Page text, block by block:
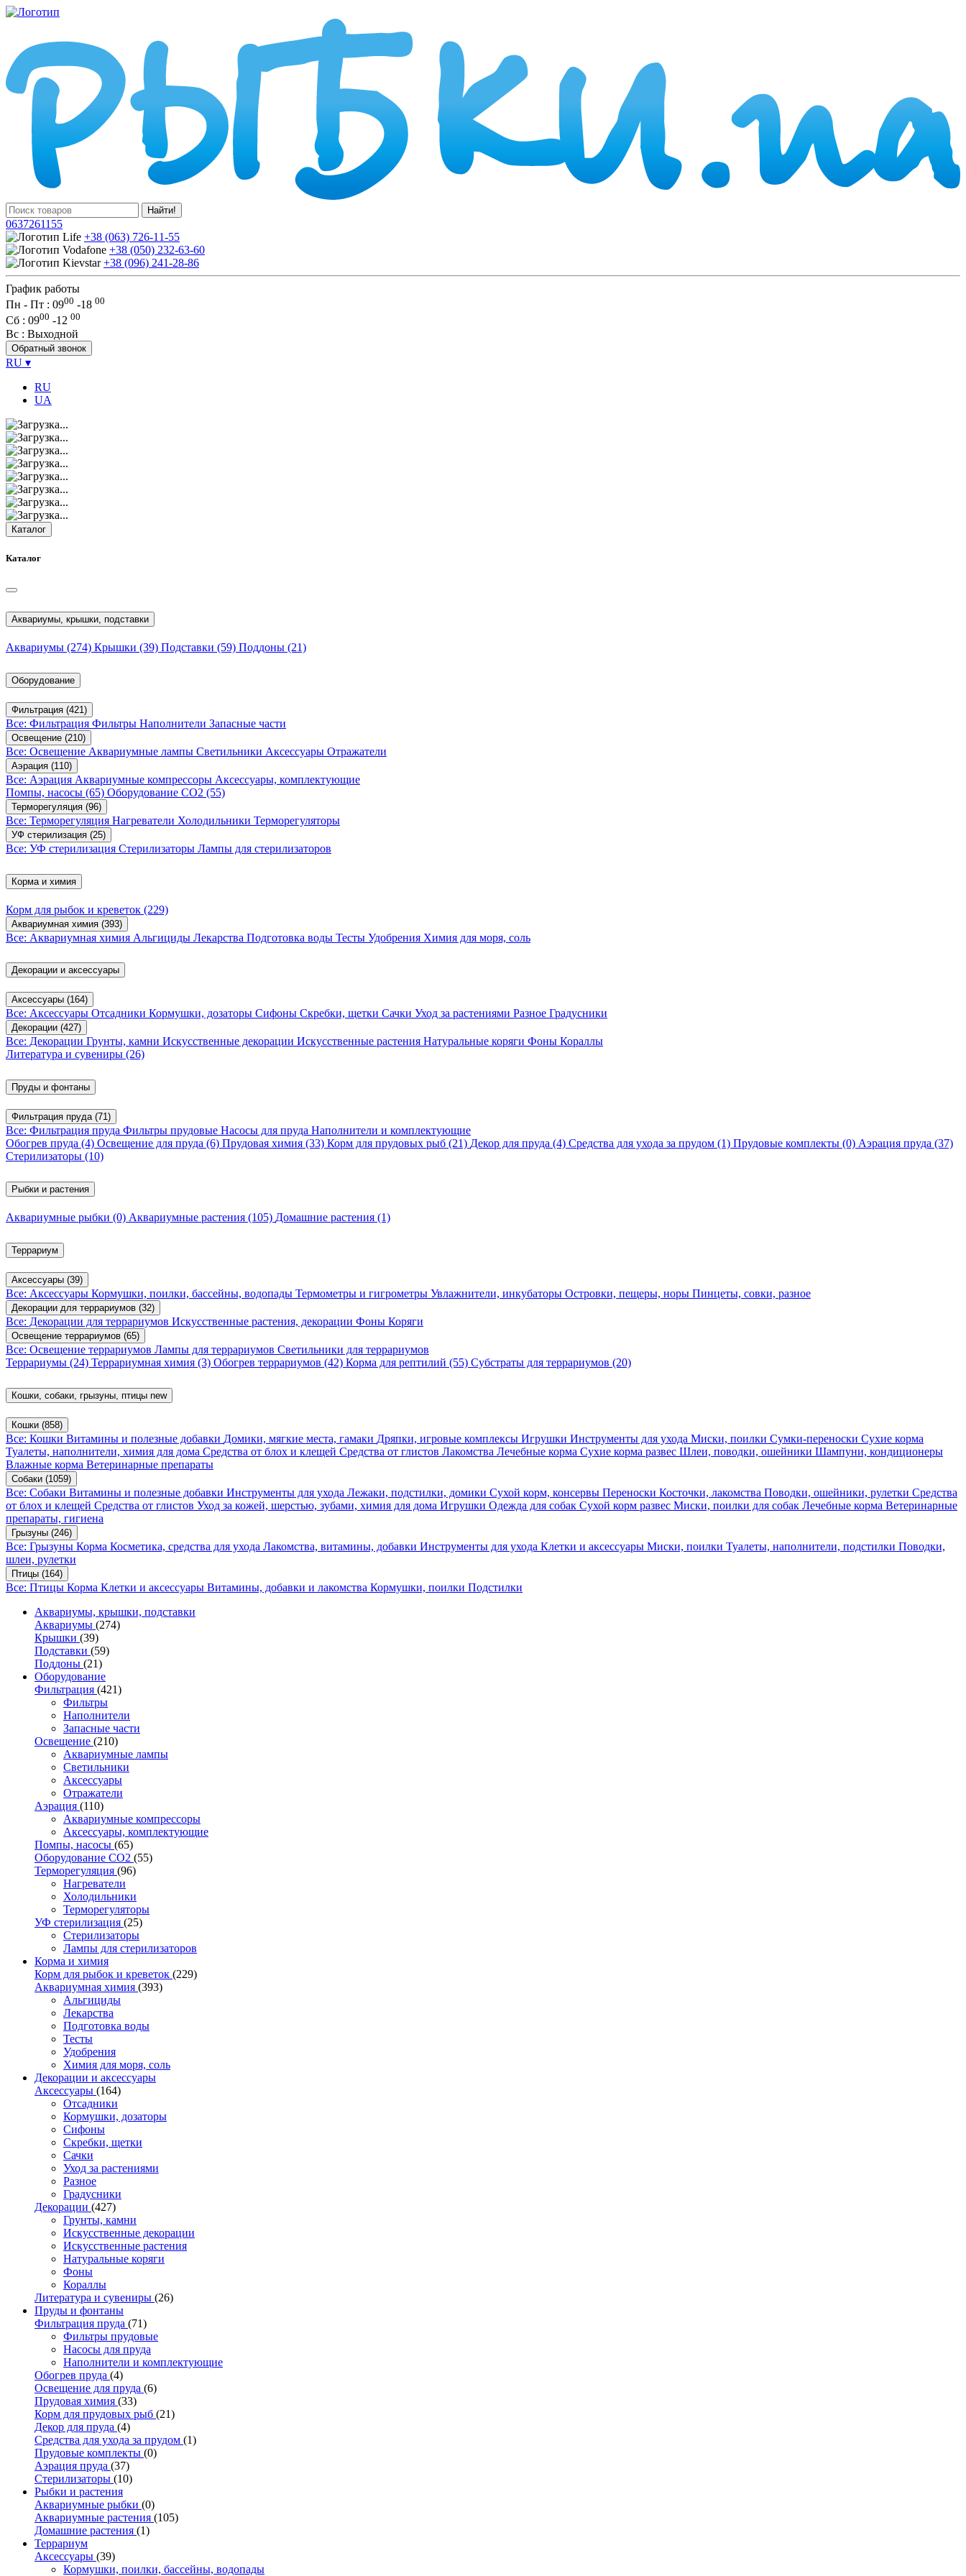
Найти!
0637261155
+38 (063) 726-11-55
+38 (050) 232-63-60
+38 (096) 241-28-86
График работы
Пн - Пт : 0900 -18 00
Сб : 0900 -12 00
Вс : Выходной
Обратный звонок
RU ▾
RU
UA
Каталог
Каталог
Аквариумы, крышки, подставки
Аквариумы (274) Крышки (39) Подставки (59) Поддоны (21)
Оборудование
Фильтрация (421)
Все: Фильтрация Фильтры Наполнители Запасные части
Освещение (210)
Все: Освещение Аквариумные лампы Светильники Аксессуары Отражатели
Аэрация (110)
Все: Аэрация Аквариумные компрессоры Аксессуары, комплектующие
Помпы, насосы (65) Оборудование CO2 (55)
Терморегуляция (96)
Все: Терморегуляция Нагреватели Холодильники Терморегуляторы
УФ стерилизация (25)
Все: УФ стерилизация Стерилизаторы Лампы для стерилизаторов
Корма и химия
Корм для рыбок и креветок (229)
Аквариумная химия (393)
Все: Аквариумная химия Альгициды Лекарства Подготовка воды Тесты Удобрения Химия для моря, соль
Декорации и аксессуары
Аксессуары (164)
Все: Аксессуары Отсадники Кормушки, дозаторы Сифоны Скребки, щетки Сачки Уход за растениями Разное Градусники
Декорации (427)
Все: Декорации Грунты, камни Искусственные декорации Искусственные растения Натуральные коряги Фоны Кораллы
Литература и сувениры (26)
Пруды и фонтаны
Фильтрация пруда (71)
Все: Фильтрация пруда Фильтры прудовые Насосы для пруда Наполнители и комплектующие
Обогрев пруда (4) Освещение для пруда (6) Прудовая химия (33) Корм для прудовых рыб (21) Декор для пруда (4) Средства для ухода за прудом (1) Прудовые комплекты (0) Аэрация пруда (37)
Стерилизаторы (10)
Рыбки и растения
Аквариумные рыбки (0) Аквариумные растения (105) Домашние растения (1)
Террариум
Аксессуары (39)
Все: Аксессуары Кормушки, поилки, бассейны, водопады Термометры и гигрометры Увлажнители, инкубаторы Островки, пещеры, норы Пинцеты, совки, разное
Декорации для террариумов (32)
Все: Декорации для террариумов Искусственные растения, декорации Фоны Коряги
Освещение террариумов (65)
Все: Освещение террариумов Лампы для террариумов Светильники для террариумов
Террариумы (24) Террариумная химия (3) Обогрев террариумов (42) Корма для рептилий (55) Субстраты для террариумов (20)
Кошки, собаки, грызуны, птицы new
Кошки (858)
Все: Кошки Витамины и полезные добавки Домики, мягкие места, гамаки Дряпки, игровые комплексы Игрушки Инструменты для ухода Миски, поилки Сумки-переноски Сухие корма
Туалеты, наполнители, химия для дома Средства от блох и клещей Средства от глистов Лакомства Лечебные корма Сухие корма развес Шлеи, поводки, ошейники Шампуни, кондиционеры
Влажные корма Ветеринарные препараты
Собаки (1059)
Все: Собаки Витамины и полезные добавки Инструменты для ухода Лежаки, подстилки, домики Сухой корм, консервы Переноски Косточки, лакомства Поводки, ошейники, рулетки Средства
от блох и клещей Средства от глистов Уход за кожей, шерстью, зубами, химия для дома Игрушки Одежда для собак Сухой корм развес Миски, поилки для собак Лечебные корма Ветеринарные
препараты, гигиена
Грызуны (246)
Все: Грызуны Корма Косметика, средства для ухода Лакомства, витамины, добавки Инструменты для ухода Клетки и аксессуары Миски, поилки Туалеты, наполнители, подстилки Поводки,
шлеи, рулетки
Птицы (164)
Все: Птицы Корма Клетки и аксессуары Витамины, добавки и лакомства Кормушки, поилки Подстилки
Аквариумы, крышки, подставки
Аквариумы (274)
Крышки (39)
Подставки (59)
Поддоны (21)
Оборудование
Фильтрация (421)
Фильтры
Наполнители
Запасные части
Освещение (210)
Аквариумные лампы
Светильники
Аксессуары
Отражатели
Аэрация (110)
Аквариумные компрессоры
Аксессуары, комплектующие
Помпы, насосы (65)
Оборудование CO2 (55)
Терморегуляция (96)
Нагреватели
Холодильники
Терморегуляторы
УФ стерилизация (25)
Стерилизаторы
Лампы для стерилизаторов
Корма и химия
Корм для рыбок и креветок (229)
Аквариумная химия (393)
Альгициды
Лекарства
Подготовка воды
Тесты
Удобрения
Химия для моря, соль
Декорации и аксессуары
Аксессуары (164)
Отсадники
Кормушки, дозаторы
Сифоны
Скребки, щетки
Сачки
Уход за растениями
Разное
Градусники
Декорации (427)
Грунты, камни
Искусственные декорации
Искусственные растения
Натуральные коряги
Фоны
Кораллы
Литература и сувениры (26)
Пруды и фонтаны
Фильтрация пруда (71)
Фильтры прудовые
Насосы для пруда
Наполнители и комплектующие
Обогрев пруда (4)
Освещение для пруда (6)
Прудовая химия (33)
Корм для прудовых рыб (21)
Декор для пруда (4)
Средства для ухода за прудом (1)
Прудовые комплекты (0)
Аэрация пруда (37)
Стерилизаторы (10)
Рыбки и растения
Аквариумные рыбки (0)
Аквариумные растения (105)
Домашние растения (1)
Террариум
Аксессуары (39)
Кормушки, поилки, бассейны, водопады